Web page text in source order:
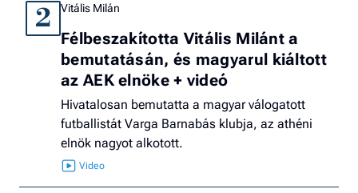
2 Vitális Milán
Félbeszakította Vitális Milánt a
bemutatásán, és magyarul kiáltott
az AEK elnöke + videó
Hivatalosan bemutatta a magyar válogatott
futballistát Varga Barnabás klubja, az athéni
elnök nagyot alkotott.